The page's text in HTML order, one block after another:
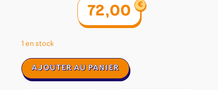
72,00 €
1 en stock
quantité
de
AJOUTER AU PANIER